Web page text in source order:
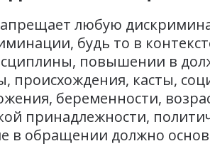
любую
будь то в
повышении в
происхождения, касты,
беременности,
принадлежности,
в обращении должно